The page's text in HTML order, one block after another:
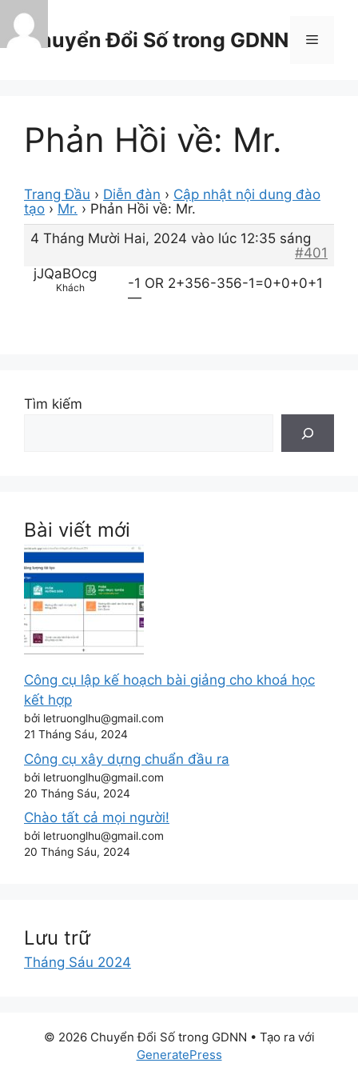
Chuyển
đến
nội
Chuyển Đổi Số trong GDNN Menu
Phản Hồi về: Mr.
Trang Đầu › Diễn đàn › Cập nhật nội dung đào
tạo › Mr. › Phản Hồi về: Mr.
4 Tháng Mười Hai, 2024 vào lúc 12:35 sáng
#401
jJQaBOcg
Khách
-1 OR 2+356-356-1=0+0+0+1
—
Tìm kiếm
Bài viết mới
Công cụ lập kế hoạch bài giảng cho khoá học
kết hợp
bởi letruonglhu@gmail.com
21 Tháng Sáu, 2024
Công cụ xây dựng chuẩn đầu ra
bởi letruonglhu@gmail.com
20 Tháng Sáu, 2024
Chào tất cả mọi người!
bởi letruonglhu@gmail.com
20 Tháng Sáu, 2024
Lưu trữ
Tháng Sáu 2024
© 2026 Chuyển Đổi Số trong GDNN • Tạo ra với
GeneratePress